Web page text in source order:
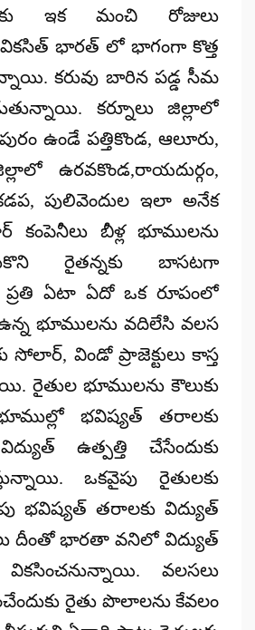
ఇక మంచి రోజులు
భారత్ లో భాగంగా కొత్త
కరువు బారిన పడ్డ సీమ
కర్నూలు జిల్లాలో
ఉండే పత్తికొండ, ఆలూరు,
ఉరవకొండ,రాయదుర్గం,
పులివెందుల ఇలా అనేక
కంపెనీలు బీళ్ల భూములను
రైతన్నకు బాసటగా
ఏటా ఏదో ఒక రూపంలో
భూములను వదిలేసి వలస
సోలార్, విండో ప్రాజెక్టులు కాస్త
రైతుల భూములను కౌలుకు
భవిష్యత్ తరాలకు
ఉత్పత్తి చేసేందుకు
ఒకవైపు రైతులకు
భవిష్యత్ తరాలకు విద్యుత్
దీంతో భారతా వనిలో విద్యుత్
వలసలు
రైతు పొలాలను కేవలం